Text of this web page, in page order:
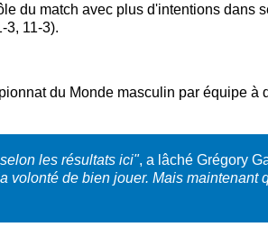
du match avec plus d'intentions dans
3, 11-3).
du Monde masculin par équipe à
les résultats ici", a lâché Grégory
volonté de bien jouer. Mais maintenant